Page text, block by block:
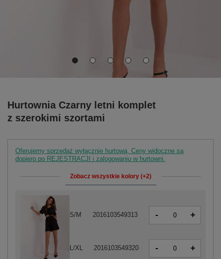
Hurtownia Czarny letni komplet
z szerokimi szortami
Oferujemy sprzedaż wyłącznie hurtową. Ceny widoczne są
dopiero po REJESTRACJI i zalogowaniu w hurtowni.
Zobacz wszystkie kolory (+2)
S/M 2016103549313 - +
L/XL 2016103549320 - +